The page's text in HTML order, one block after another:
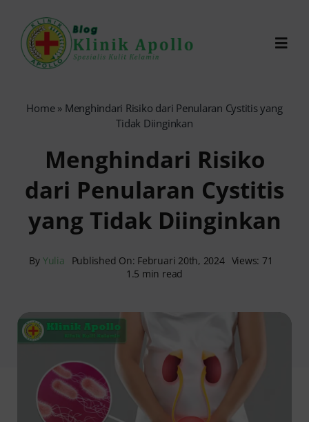
content
Reservasi Online
Search
Home» Menghindari Risiko dari Penularan Cystitis yang
Tidak Diinginkan
Menghindari Risiko
dari Penularan Cystitis
yang Tidak Diinginkan
By Yulia Published On: Februari 20th, 2024 Views: 71
1.5 min read